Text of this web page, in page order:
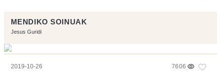
MENDIKO SOINUAK
Jesus Guridi
2019-10-26 7606